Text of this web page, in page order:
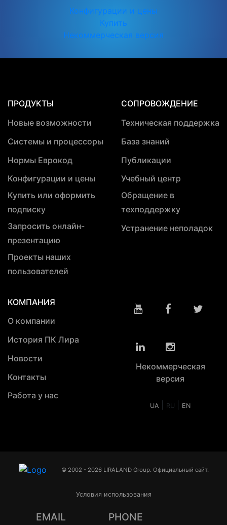
Конфигурации и цены
Купить
Некоммерческая версия
ПРОДУКТЫ
Новые возможности
Системы и процессоры
Нормы Еврокод
Конфигурации и цены
Купить или оформить
подписку
Запросить онлайн-
презентацию
Проекты наших
пользователей
СОПРОВОЖДЕНИЕ
Техническая поддержка
База знаний
Публикации
Учебный центр
Обращение в
техподдержку
Устранение неполадок
КОМПАНИЯ
О компании
История ПК Лира
Новости
Контакты
Работа у нас
Некоммерческая
версия
UA RU EN
© 2002 - 2026 LIRALAND Group. Официальный сайт.
Условия использования
EMAIL PHONE